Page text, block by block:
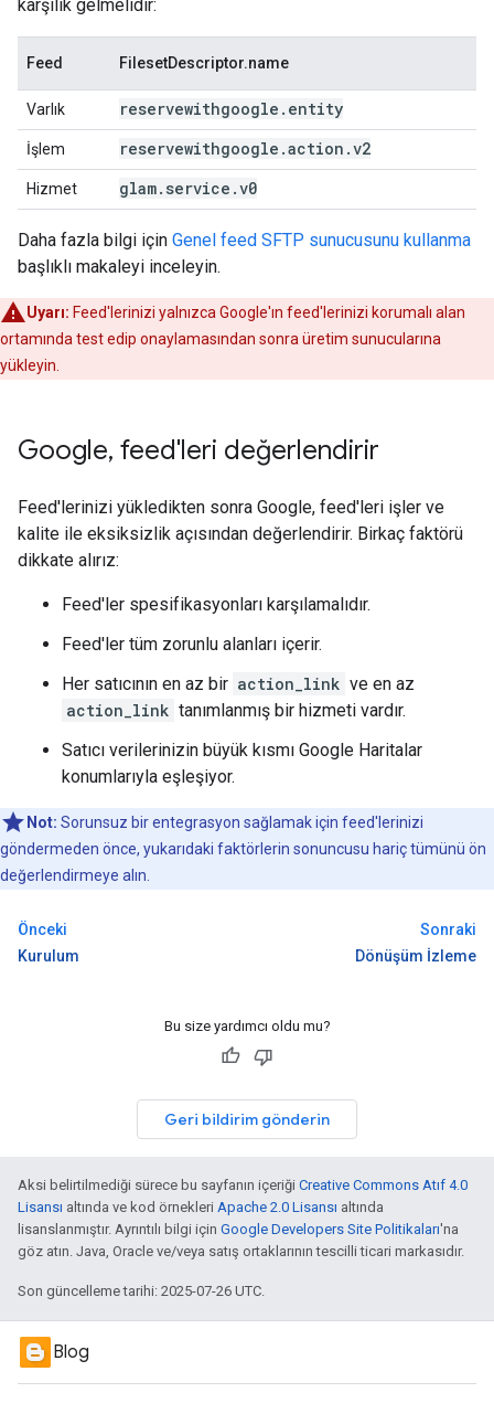
karşılık gelmelidir:
Feed FilesetDescriptor.name
Varlık reservewithgoogle . entity
İşlem reservewithgoogle .action .v2
Hizmet glam. service .v0
Daha fazla bilgi için Genel feed SFTP sunucusunu kullanma
başlıklı makaleyi inceleyin.
Uyarı: Feed'lerinizi yalnızca Google'ın feed'lerinizi korumalı alan
ortamında test edip onaylamasından sonra üretim sunucularına
yükleyin.
Google, feed'leri değerlendirir
Feed'lerinizi yükledikten sonra Google, feed'leri işler ve
kalite ile eksiksizlik açısından değerlendirir. Birkaç faktörü
dikkate alırız:
Feed'ler spesifikasyonları karşılamalıdır.
Feed'ler tüm zorunlu alanları içerir.
Her satıcının en az bir action_link ve en az
action_link tanımlanmış bir hizmeti vardır.
Satıcı verilerinizin büyük kısmı Google Haritalar
konumlarıyla eşleşiyor.
Not: Sorunsuz bir entegrasyon sağlamak için feed'lerinizi
göndermeden önce, yukarıdaki faktörlerin sonuncusu hariç tümünü ön
değerlendirmeye alın.
Önceki
Kurulum
Sonraki
Dönüşüm İzleme
Bu size yardımcı oldu mu?
Geri bildirim gönderin
Aksi belirtilmediği sürece bu sayfanın içeriği Creative Commons Atıf 4.0
Lisansı altında ve kod örnekleri Apache 2.0 Lisansı altında
lisanslanmıştır. Ayrıntılı bilgi için Google Developers Site Politikaları'na
göz atın. Java, Oracle ve/veya satış ortaklarının tescilli ticari markasıdır.
Son güncelleme tarihi: 2025-07-26 UTC.
Blog